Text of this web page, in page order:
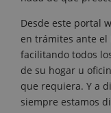
Desde este portal
en trámites ante el
facilitando todos
de su hogar u
que requiera. Y a
siempre estamos